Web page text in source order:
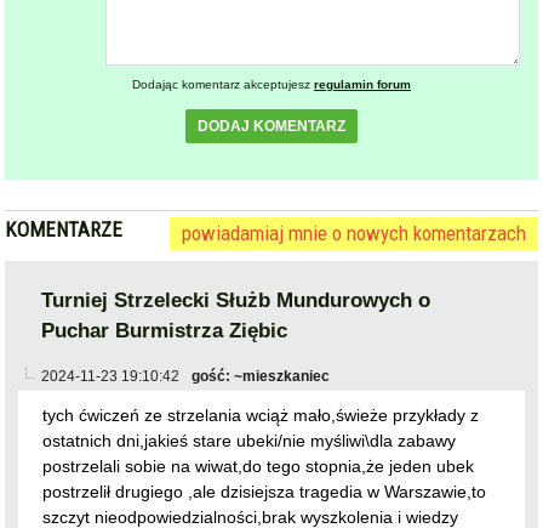
Dodając komentarz akceptujesz regulamin forum
DODAJ KOMENTARZ
KOMENTARZE powiadamiaj mnie o nowych komentarzach
Turniej Strzelecki Służb Mundurowych o
Puchar Burmistrza Ziębic
2024-11-23 19:10:42 gość: ~mieszkaniec
tych ćwiczeń ze strzelania wciąż mało,świeże przykłady z
ostatnich dni,jakieś stare ubeki/nie myśliwi\dla zabawy
postrzelali sobie na wiwat,do tego stopnia,że jeden ubek
postrzelił drugiego ,ale dzisiejsza tragedia w Warszawie,to
szczyt nieodpowiedzialności,brak wyszkolenia i wiedzy